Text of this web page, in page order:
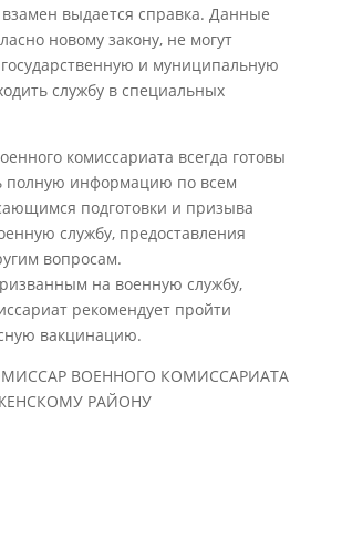
выдается справка. Данные
новому закону, не могут
государственную и муниципальную
службу в специальных
комиссариата всегда готовы
полную информацию по всем
подготовки и призыва
службу, предоставления
вопросам.
на военную службу,
рекомендует пройти
вакцинацию.
ВОЕННОГО КОМИССАРИАТА
РАЙОНУ